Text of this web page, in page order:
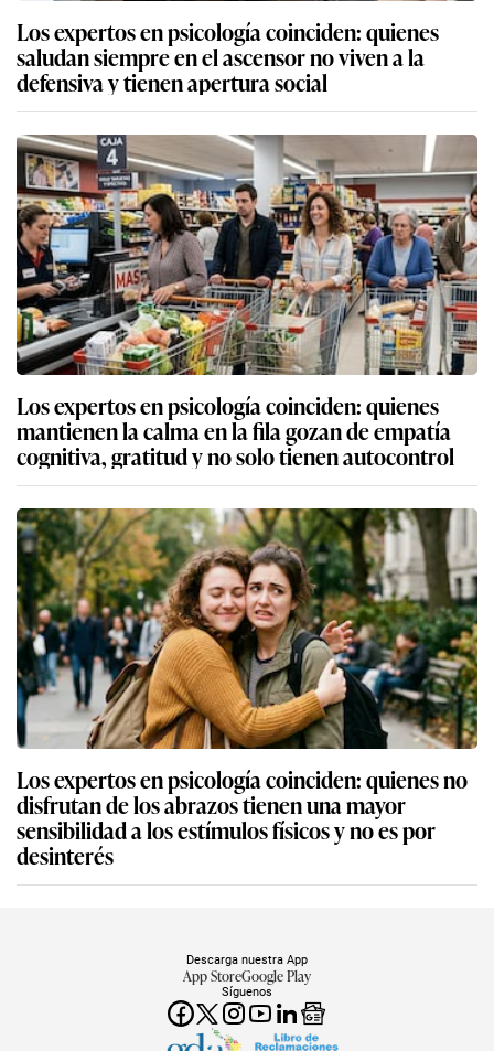
Los expertos en psicología coinciden: quienes
saludan siempre en el ascensor no viven a la
defensiva y tienen apertura social
Los expertos en psicología coinciden: quienes
mantienen la calma en la fila gozan de empatía
cognitiva, gratitud y no solo tienen autocontrol
Los expertos en psicología coinciden: quienes no
disfrutan de los abrazos tienen una mayor
sensibilidad a los estímulos físicos y no es por
desinterés
Síguenos
Descarga nuestra App
App StoreGoogle Play